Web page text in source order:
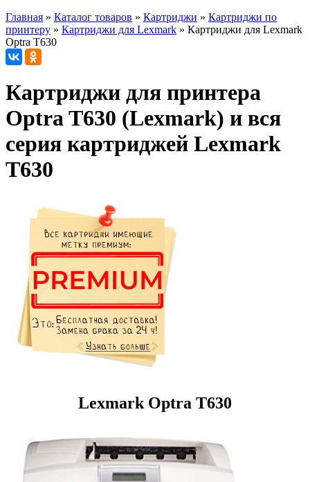
Главная » Каталог товаров » Картриджи » Картриджи по
принтеру » Картриджи для Lexmark » Картриджи для Lexmark
Optra T630
Картриджи для принтера
Optra T630 (Lexmark) и вся
серия картриджей Lexmark
T630
Lexmark Optra T630